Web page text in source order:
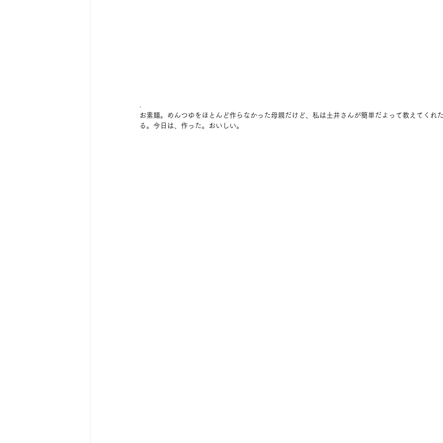
お素麺。めんつゆをほとんど作らなかった母親だけど、私は土井さんが簡単だよって教えてくれ
る。今日は、作った。おいしい。